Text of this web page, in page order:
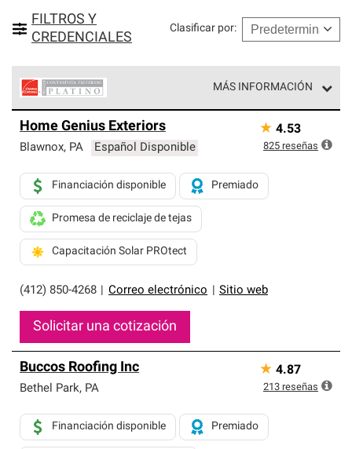
FILTROS Y
CREDENCIALES
Clasificar por:
MÁS INFORMACIÓN
Corning constituyen el nivel superior de nuestra red
exclusiva y cumplen con estándares estrictos de
Solo ellos pueden ofrecer nuestra mejor garantía de
sistemas de techos.
Home Genius Exteriors
Blawnox, PA Español Disponible
(412) 850-4268 Correo electrónico Sitio web
Financiación disponible Premiado
Promesa de reciclaje de tejas
Capacitación Solar PROtect
Solicitar una cotización
★ 4.53
825 reseñas
Buccos Roofing Inc
Bethel Park, PA
Financiación disponible Premiado
★ 4.87
213 reseñas